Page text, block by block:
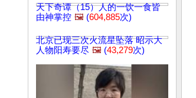
天下奇谭（15）人的一饮一食皆
由神掌控 🖼️ (604,885次)
北京已现三次火流星坠落 昭示大
人物阳寿要尽 🖼️ (43,279次)